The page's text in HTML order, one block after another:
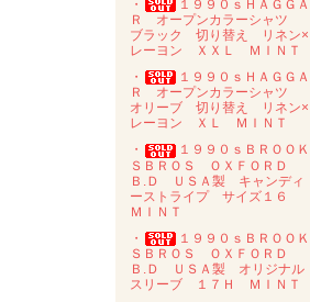
・
１９９０ｓＨＡＧＧＡ
Ｒ オープンカラーシャツ
ブラック 切り替え リネン×
レーヨン ＸＸＬ ＭＩＮＴ
・
１９９０ｓＨＡＧＧＡ
Ｒ オープンカラーシャツ
オリーブ 切り替え リネン×
レーヨン ＸＬ ＭＩＮＴ
・
１９９０ｓＢＲＯＯＫ
ＳＢＲＯＳ ＯＸＦＯＲＤ
Ｂ.Ｄ ＵＳＡ製 キャンディ
ーストライプ サイズ１６
ＭＩＮＴ
・
１９９０ｓＢＲＯＯＫ
ＳＢＲＯＳ ＯＸＦＯＲＤ
Ｂ.Ｄ ＵＳＡ製 オリジナル
スリーブ １７Ｈ ＭＩＮＴ